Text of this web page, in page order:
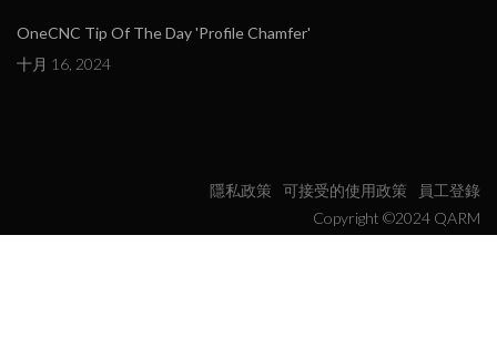
OneCNC Tip Of The Day 'Profile Chamfer'
十月 16, 2024
隱私政策 可接受的使用政策
員工登錄
Copyright ©2024 QARM